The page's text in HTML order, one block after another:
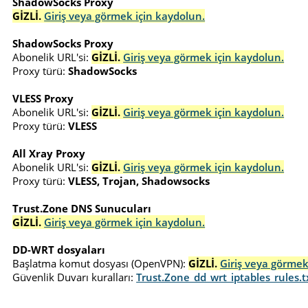
GİZLİ. Giriş veya görmek için kaydolun.
ShadowSocks Proxy
Abonelik URL'si: GİZLİ. Giriş veya görmek için kaydolun.
Proxy türü: ShadowSocks
VLESS Proxy
Abonelik URL'si: GİZLİ. Giriş veya görmek için kaydolun.
Proxy türü: VLESS
All Xray Proxy
Abonelik URL'si: GİZLİ. Giriş veya görmek için kaydolun.
Proxy türü: VLESS, Trojan, Shadowsocks
Trust.Zone DNS Sunucuları
GİZLİ. Giriş veya görmek için kaydolun.
DD-WRT dosyaları
Başlatma komut dosyası (OpenVPN): GİZLİ. Giriş veya
Güvenlik Duvarı kuralları: